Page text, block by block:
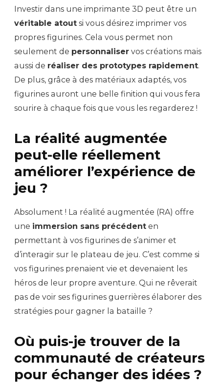
Investir dans une imprimante 3D peut être un
véritable atout si vous désirez imprimer vos
propres figurines. Cela vous permet non
seulement de personnaliser vos créations mais
aussi de réaliser des prototypes rapidement.
De plus, grâce à des matériaux adaptés, vos
figurines auront une belle finition qui vous fera
sourire à chaque fois que vous les regarderez !
La réalité augmentée
peut-elle réellement
améliorer l’expérience de
jeu ?
Absolument ! La réalité augmentée (RA) offre
une immersion sans précédent en
permettant à vos figurines de s’animer et
d’interagir sur le plateau de jeu. C’est comme si
vos figurines prenaient vie et devenaient les
héros de leur propre aventure. Qui ne rêverait
pas de voir ses figurines guerrières élaborer des
stratégies pour gagner la bataille ?
Où puis-je trouver de la
communauté de créateurs
pour échanger des idées ?